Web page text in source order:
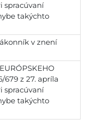
spracúvaní
takýchto
v znení
679 z 27. apríla
spracúvaní
takýchto